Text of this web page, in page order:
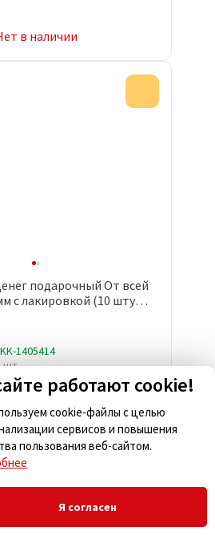
в наличии
подарочный От всей
лакировкой (10 штук в
1405414
шт
шт
Купить
работают cookie!
cookie-файлы с целью
сервисов и повышения
пользования веб-сайтом.
Я согласен